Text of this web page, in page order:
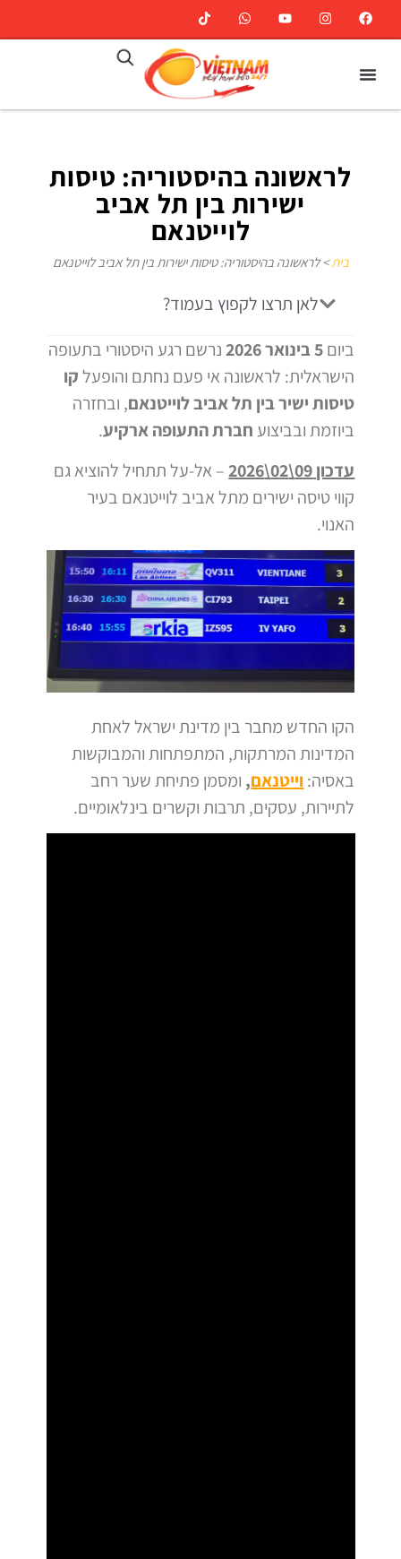
לראשונה בהיסטוריה: טיסות
ישירות בין תל אביב
לוייטנאם
בית>לראשונה בהיסטוריה: טיסות ישירות בין תל אביב לוייטנאם
לאן תרצו לקפוץ בעמוד?
ביום5 בינואר 2026
נרשם רגע היסטורי בתעופה
הישראלית: לראשונה אי פעם נחתם והופעלקו
טיסות ישיר בין תל אביב לוייטנאם, ובחזרה
ביוזמת ובביצועחברת התעופה ארקיע.
עדכון 09\02\2026
– אל-על תתחיל להוציא גם
קווי טיסה ישירים מתל אביב לוייטנאם בעיר
האנוי.
הקו החדש מחבר בין מדינת ישראל לאחת
המדינות המרתקות, המתפתחות והמבוקשות
באסיה:וייטנאם, ומסמן פתיחת שער רחב
לתיירות, עסקים, תרבות וקשרים בינלאומיים.